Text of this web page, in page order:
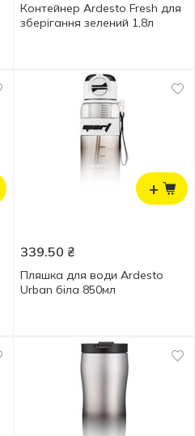
Контейнер Ardesto Fresh для
зберігання зелений 1,8л
+
339.50 ₴
Пляшка для води Ardesto
Urban біла 850мл